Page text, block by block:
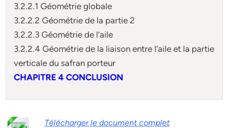
3.2.2.1 Géométrie globale
3.2.2.2 Géométrie de la partie 2
3.2.2.3 Géométrie de l’aile
3.2.2.4 Géométrie de la liaison entre l’aile et la partie
verticale du safran porteur
CHAPITRE 4 CONCLUSION
Télécharger le document complet